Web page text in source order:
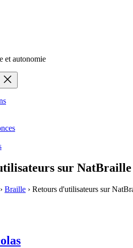
et autonomie
sur
› Braille › Retours d'utilisateurs sur